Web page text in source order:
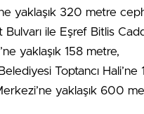
yaklaşık 320 metre
ile Eşref Bitlis
yaklaşık 158 metre,
Toptancı Hali’ne
yaklaşık 600